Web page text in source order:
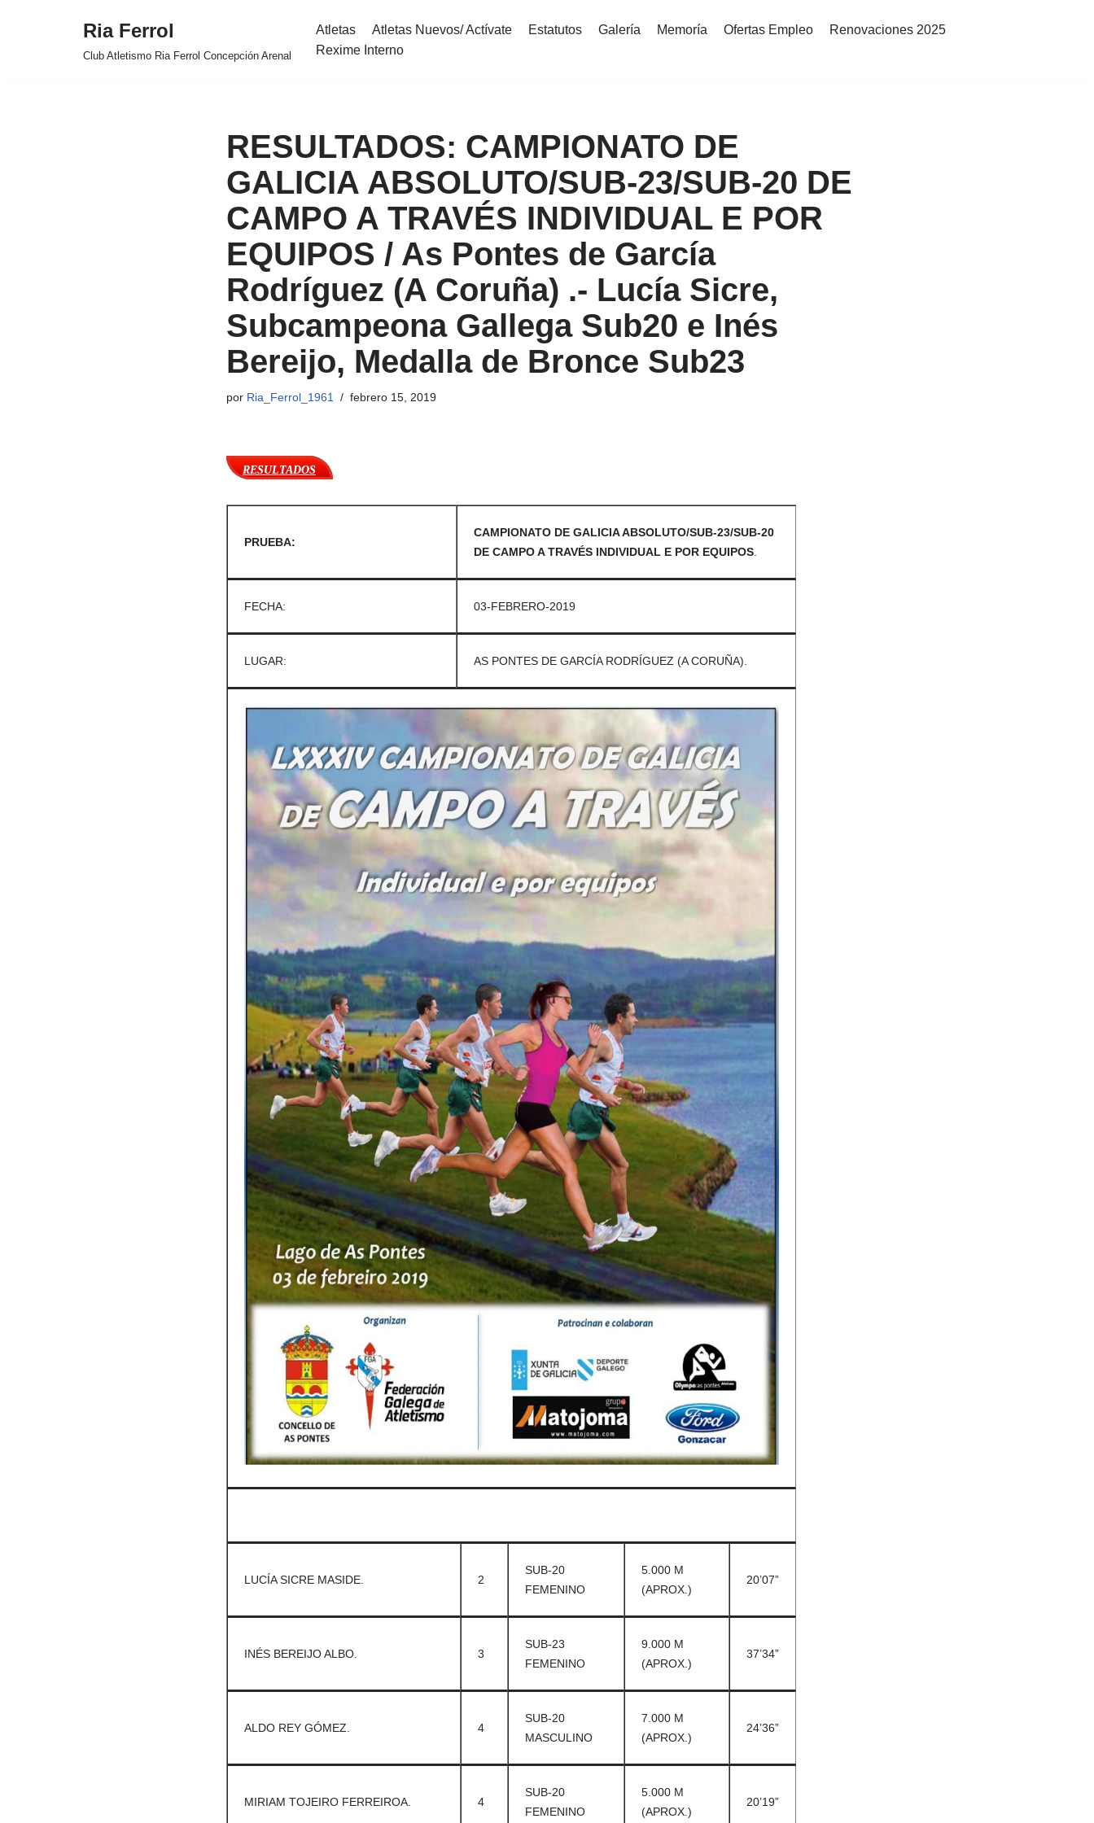
Ria Ferrol
Club Atletismo Ria Ferrol Concepción Arenal
Atletas Atletas Nuevos/ Actívate Estatutos Galería Memoría Ofertas Empleo
Renovaciones 2025
Rexime Interno
RESULTADOS: CAMPIONATO DE
GALICIA ABSOLUTO/SUB-23/SUB-20 DE
CAMPO A TRAVÉS INDIVIDUAL E POR
EQUIPOS / As Pontes de García
Rodríguez (A Coruña) .- Lucía Sicre,
Subcampeona Gallega Sub20 e Inés
Bereijo, Medalla de Bronce Sub23
por Ria_Ferrol_1961 febrero 15, 2019
RESULTADOS
PRUEBA:
CAMPIONATO DE GALICIA ABSOLUTO/SUB-23/SUB-20
DE CAMPO A TRAVÉS INDIVIDUAL E POR EQUIPOS.
FECHA: 03-FEBRERO-2019
LUGAR: AS PONTES DE GARCÍA RODRÍGUEZ (A CORUÑA).
LUCÍA SICRE MASIDE. 2
SUB-20
FEMENINO
5.000 M
(APROX.)
20’07”
INÉS BEREIJO ALBO. 3
SUB-23
FEMENINO
9.000 M
(APROX.)
37’34”
ALDO REY GÓMEZ. 4
SUB-20
MASCULINO
7.000 M
(APROX.)
24’36”
MIRIAM TOJEIRO FERREIROA. 4
SUB-20
FEMENINO
5.000 M
(APROX.)
20’19”